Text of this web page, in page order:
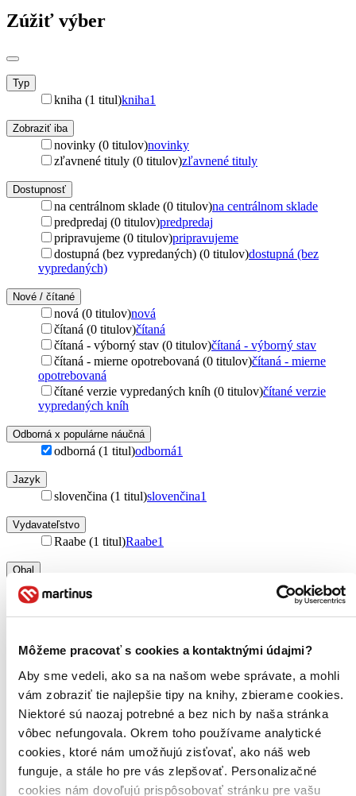
Môžeme pracovať s cookies a kontaktnými údajmi?
Aby sme vedeli, ako sa na našom webe správate, a mohli
vám zobraziť tie najlepšie tipy na knihy, zbierame cookies.
Niektoré sú naozaj potrebné a bez nich by naša stránka
vôbec nefungovala. Okrem toho používame analytické
cookies, ktoré nám umožňujú zisťovať, ako náš web
funguje, a stále ho pre vás zlepšovať. Personalizačné
cookies nám dovoľujú prispôsobovať stránku pre vašu
Zúžiť výber
Typ
kniha (1 titul)kniha1
Zobraziť iba
novinky (0 titulov)novinky
zľavnené tituly (0 titulov)zľavnené tituly
Dostupnosť
na centrálnom sklade (0 titulov)na centrálnom sklade
predpredaj (0 titulov)predpredaj
pripravujeme (0 titulov)pripravujeme
dostupná (bez vypredaných) (0 titulov)dostupná (bez
vypredaných)
Nové / čítané
nová (0 titulov)nová
čítaná (0 titulov)čítaná
čítaná - výborný stav (0 titulov)čítaná - výborný stav
čítaná - mierne opotrebovaná (0 titulov)čítaná - mierne
opotrebovaná
čítané verzie vypredaných kníh (0 titulov)čítané verzie
vypredaných kníh
Odborná x populárne náučná
odborná (1 titul)odborná1
Jazyk
slovenčina (1 titul)slovenčina1
Vydavateľstvo
Raabe (1 titul)Raabe1
Obal
zakladač (1 titul)
Zúžiť výber
Zoradiť
Top hodnotené
Novinky
Najdrahšie
Najlacnejšie